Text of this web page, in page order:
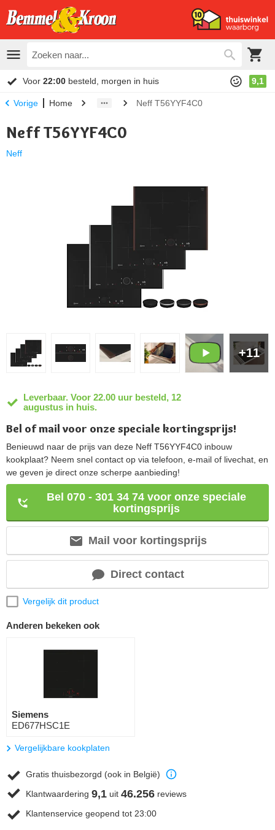
Voor 22:00 besteld, morgen in huis 9,1
Vorige Home Neff T56YYF4C0
Neff T56YYF4C0
Neff
+11
Leverbaar. Voor 22.00 uur besteld, 12
augustus in huis.
Bel of mail voor onze speciale kortingsprijs!
Benieuwd naar de prijs van deze Neff T56YYF4C0 inbouw
kookplaat? Neem snel contact op via telefoon, e-mail of livechat, en
we geven je direct onze scherpe aanbieding!
Bel 070 - 301 34 74 voor onze speciale
kortingsprijs
Mail voor kortingsprijs
Direct contact
Vergelijk dit product
Anderen bekeken ook
Siemens
ED677HSC1E
Vergelijkbare kookplaten
Gratis thuisbezorgd (ook in België)
Klantwaardering 9,1 uit 46.256 reviews
Klantenservice geopend tot 23:00